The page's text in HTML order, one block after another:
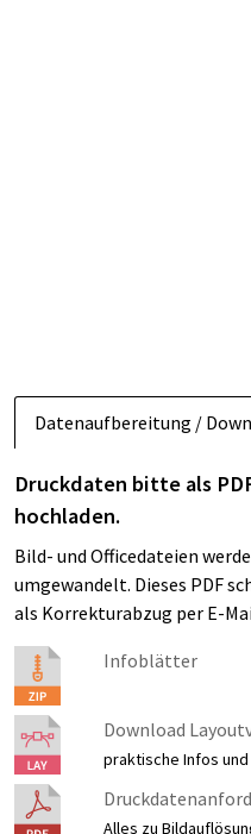
Datenaufbereitung /
Druckdaten bitte als
hochladen.
Bild- und Officedateien
umgewandelt. Dieses PDF
als Korrekturabzug per E-
Infoblätter
Download
praktische Infos
Alles zu